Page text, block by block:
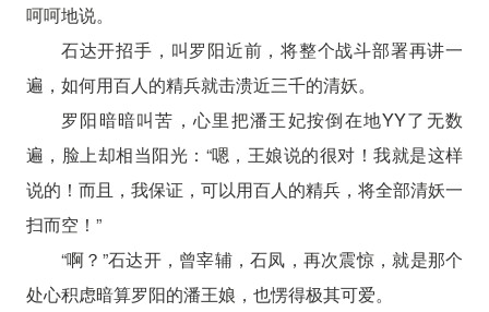
呵呵地说。
石达开招手，叫罗阳近前，将整个战斗部署再讲一
遍，如何用百人的精兵就击溃近三千的清妖。
罗阳暗暗叫苦，心里把潘王妃按倒在地YY了无数
遍，脸上却相当阳光：“嗯，王娘说的很对！我就是这样
说的！而且，我保证，可以用百人的精兵，将全部清妖一
扫而空！”
“啊？”石达开，曾宰辅，石凤，再次震惊，就是那个
处心积虑暗算罗阳的潘王娘，也愣得极其可爱。